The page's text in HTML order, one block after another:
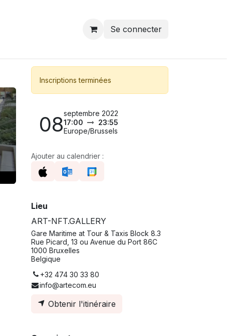
Se connecter
Inscriptions terminées
08septembre 2022
17:00
23:55
Europe/Brussels
Ajouter au calendrier :
Lieu
ART-NFT.GALLERY
Gare Maritime at Tour & Taxis Block 8.3
Rue Picard, 13 ou Avenue du Port 86C
1000 Bruxelles
Belgique
+32 474 30 33 80
info@artecom.eu
Obtenir l'itinéraire